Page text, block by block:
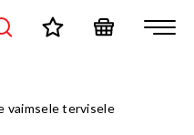
vaimsele tervisele